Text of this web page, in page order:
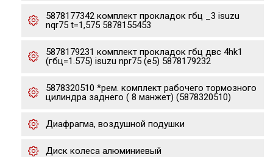
5878177342 комплект прокладок гбц _3 isuzu
nqr75 t=1,575 5878155453
5878179231 комплект прокладок гбц двс 4hk1
(гбц=1.575) isuzu npr75 (e5) 5878179232
5878320510 *рем. комплект рабочего тормозного
цилиндра заднего ( 8 манжет) (5878320510)
Диафрагма, воздушной подушки
Диск колеса алюминиевый